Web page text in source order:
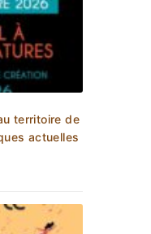
territoire de
actuelles